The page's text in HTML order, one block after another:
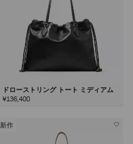
ドローストリング トート ミディアム
¥136,400
新作